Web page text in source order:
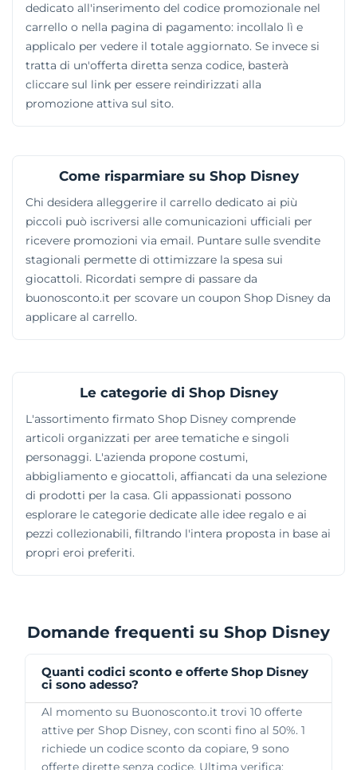
dedicato all'inserimento del codice promozionale nel
carrello o nella pagina di pagamento: incollalo lì e
applicalo per vedere il totale aggiornato. Se invece si
tratta di un'offerta diretta senza codice, basterà
cliccare sul link per essere reindirizzati alla
promozione attiva sul sito.
Come risparmiare su Shop Disney
Chi desidera alleggerire il carrello dedicato ai più
piccoli può iscriversi alle comunicazioni ufficiali per
ricevere promozioni via email. Puntare sulle svendite
stagionali permette di ottimizzare la spesa sui
giocattoli. Ricordati sempre di passare da
buonosconto.it per scovare un coupon Shop Disney da
applicare al carrello.
Le categorie di Shop Disney
L'assortimento firmato Shop Disney comprende
articoli organizzati per aree tematiche e singoli
personaggi. L'azienda propone costumi,
abbigliamento e giocattoli, affiancati da una selezione
di prodotti per la casa. Gli appassionati possono
esplorare le categorie dedicate alle idee regalo e ai
pezzi collezionabili, filtrando l'intera proposta in base ai
propri eroi preferiti.
Domande frequenti su Shop Disney
Quanti codici sconto e offerte Shop Disney
ci sono adesso?
Al momento su Buonosconto.it trovi 10 offerte
attive per Shop Disney, con sconti fino al 50%. 1
richiede un codice sconto da copiare, 9 sono
offerte dirette senza codice. Ultima verifica: